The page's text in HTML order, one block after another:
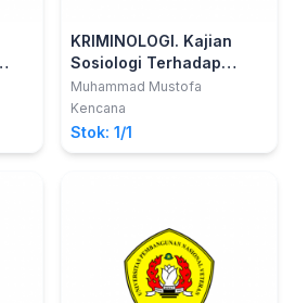
KRIMINOLOGI. Kajian
Sosiologi Terhadap
Kriminalitas, Perilaku
Menyimpang, dan
Pelanggaran Hukum
Muhammad Mustofa
Kencana
Stok: 1/1